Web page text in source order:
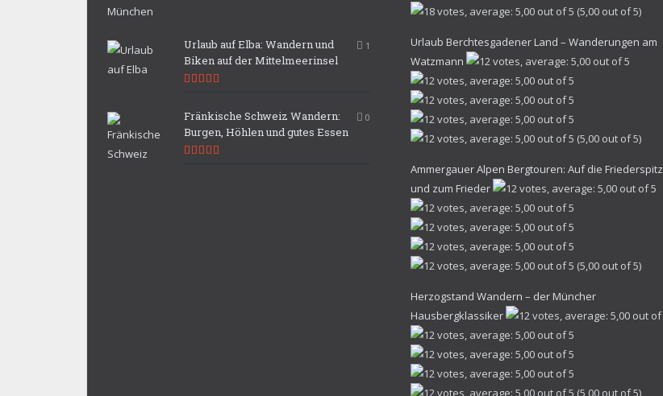
1
Urlaub auf Elba: Wandern und
Biken auf der Mittelmeerinsel
0
Fränkische Schweiz Wandern:
Burgen, Höhlen und gutes Essen
(5,00 out of 5)
Urlaub Berchtesgadener Land – Wanderungen am
Watzmann
(5,00 out of 5)
Ammergauer Alpen Bergtouren: Auf die Friederspitz
und zum Frieder
(5,00 out of 5)
Herzogstand Wandern – der Müncher
Hausbergklassiker